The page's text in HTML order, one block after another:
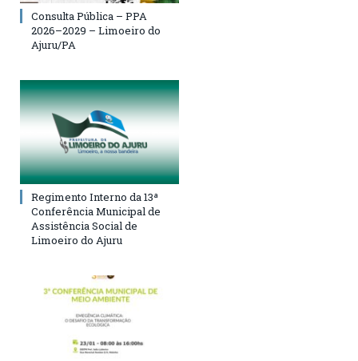
Consulta Pública – PPA
2026–2029 – Limoeiro do
Ajuru/PA
Regimento Interno da 13ª
Conferência Municipal de
Assistência Social de
Limoeiro do Ajuru